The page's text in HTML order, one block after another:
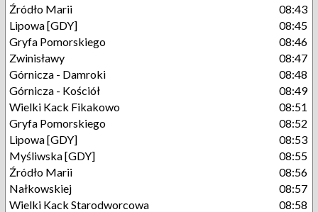
Źródło Marii
08:43
Lipowa [GDY]
08:45
Gryfa Pomorskiego
08:46
Zwinisławy
08:47
Górnicza - Damroki
08:48
Górnicza - Kościół
08:49
Wielki Kack Fikakowo
08:51
Gryfa Pomorskiego
08:52
Lipowa [GDY]
08:53
Myśliwska [GDY]
08:55
Źródło Marii
08:56
Nałkowskiej
08:57
Wielki Kack Starodworcowa
08:58